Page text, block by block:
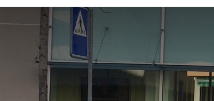
Unterstützen Hilfe & Support
Projekte und Organisationen finden